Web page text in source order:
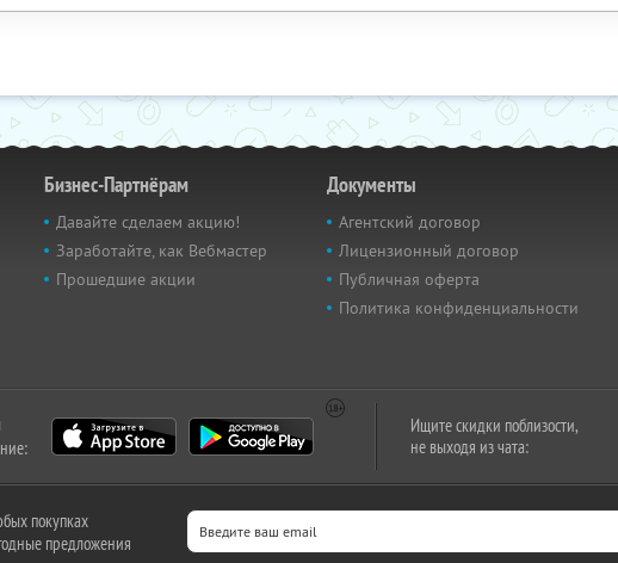
Бизнес-Партнёрам
Давайте сделаем акцию!
Заработайте, как Вебмастер
Прошедшие акции
Документы
Агентский договор
Лицензионный договор
Публичная оферта
Политика конфиденциальности
Ищите скидки поблизости,
не выходя из чата:
покупках
предложения